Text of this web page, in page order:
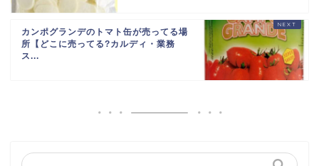
カンポグランデのトマト缶が売ってる場
所【どこに売ってる?カルディ・業務
ス...